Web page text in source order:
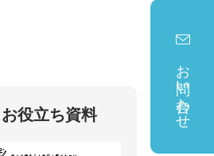
お問い合わせ
お役立ち資料